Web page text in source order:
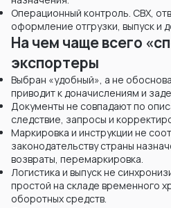
Операционный контроль. СВХ,
оформление отгрузки, выпуск и
На чем чаще всего
экспортеры
Выбран «удобный», а не
приводит к доначислениям и
Документы не совпадают по
следствие, запросы и
Маркировка и инструкции не
законодательству страны
возвраты, перемаркировка.
Логистика и выпуск не
простой на складе временного
оборотных средств.